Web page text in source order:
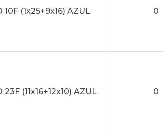
(1x25+9x16) AZUL 0
(11x16+12x10) AZUL 0